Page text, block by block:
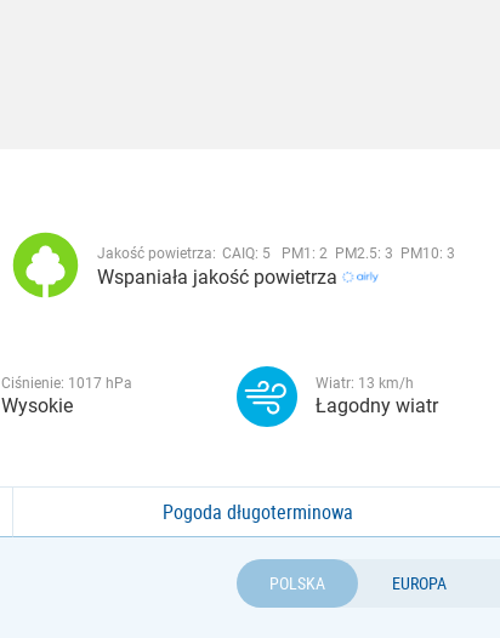
Jakość powietrza: CAIQ: 5 PM1: 2 PM2.5: 3 PM10: 3
Wspaniała jakość powietrza
Ciśnienie: 1017 hPa
Wysokie
Wiatr: 13 km/h
Łagodny wiatr
Pogoda długoterminowa
POLSKA EUROPA